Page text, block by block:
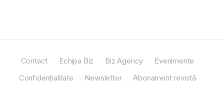
Contact Echipa Biz Biz Agency
Evenimente
Confidențialitate
Newsletter Abonament revistă